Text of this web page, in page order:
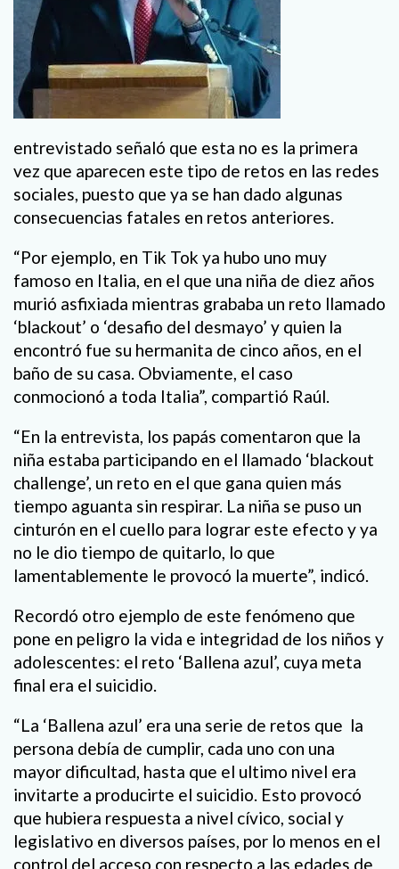
entrevistado señaló que esta no es la primera
vez que aparecen este tipo de retos en las redes
sociales, puesto que ya se han dado algunas
consecuencias fatales en retos anteriores.
“Por ejemplo, en Tik Tok ya hubo uno muy
famoso en Italia, en el que una niña de diez años
murió asfixiada mientras grababa un reto llamado
‘blackout’ o ‘desafio del desmayo’ y quien la
encontró fue su hermanita de cinco años, en el
baño de su casa. Obviamente, el caso
conmocionó a toda Italia”, compartió Raúl.
“En la entrevista, los papás comentaron que la
niña estaba participando en el llamado ‘blackout
challenge’, un reto en el que gana quien más
tiempo aguanta sin respirar. La niña se puso un
cinturón en el cuello para lograr este efecto y ya
no le dio tiempo de quitarlo, lo que
lamentablemente le provocó la muerte”, indicó.
Recordó otro ejemplo de este fenómeno que
pone en peligro la vida e integridad de los niños y
adolescentes: el reto ‘Ballena azul’, cuya meta
final era el suicidio.
“La ‘Ballena azul’ era una serie de retos que la
persona debía de cumplir, cada uno con una
mayor dificultad, hasta que el ultimo nivel era
invitarte a producirte el suicidio. Esto provocó
que hubiera respuesta a nivel cívico, social y
legislativo en diversos países, por lo menos en el
control del acceso con respecto a las edades de